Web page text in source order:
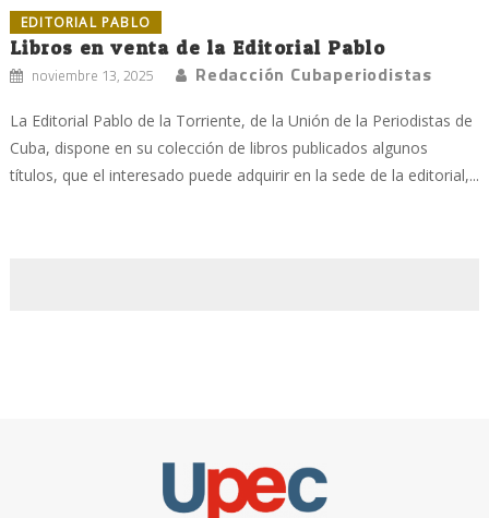
EDITORIAL PABLO
Libros en venta de la Editorial Pablo
noviembre 13, 2025 Redacción Cubaperiodistas
La Editorial Pablo de la Torriente, de la Unión de la Periodistas de
Cuba, dispone en su colección de libros publicados algunos
títulos, que el interesado puede adquirir en la sede de la editorial,...